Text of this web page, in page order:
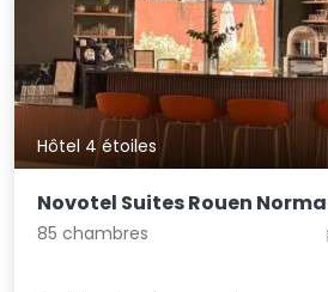
Hôtel 4 étoiles
Novotel Suites Rouen
85 chambres